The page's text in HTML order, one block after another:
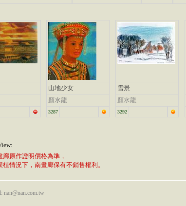
山地少女
顏水龍
3287
雪景
顏水龍
3292
廊原作證明價格為準，
植情況下，南畫廊保有不銷售權利。
nan@nan.com.tw